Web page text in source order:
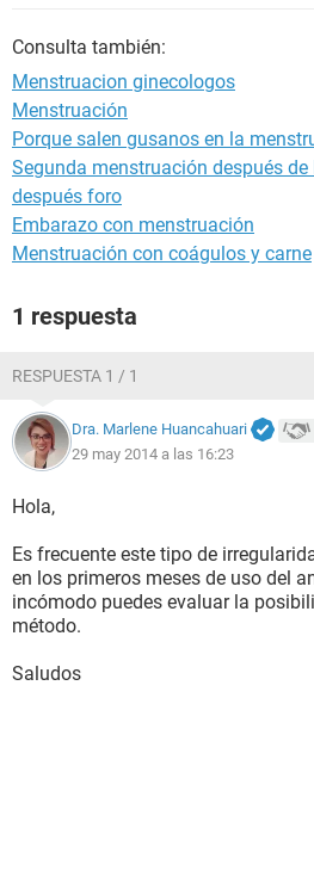
Consulta también:
Menstruacion ginecologos
Menstruación
Porque salen gusanos en la
Segunda menstruación después
después foro
Embarazo con menstruación
Menstruación con coágulos y carne
1 respuesta
RESPUESTA 1 / 1
Dra. Marlene Huancahuari
29 may 2014 a las 16:23
Hola,
Es frecuente este tipo de
en los primeros meses de uso del
incómodo puedes evaluar la
método.
Saludos